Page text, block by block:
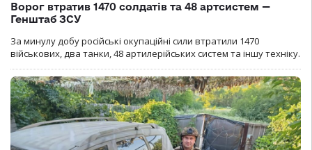
Ворог втратив 1470 солдатів та 48 артсистем —
Генштаб ЗСУ
За минулу добу російські окупаційні сили втратили 1470
військових, два танки, 48 артилерійських систем та іншу техніку.